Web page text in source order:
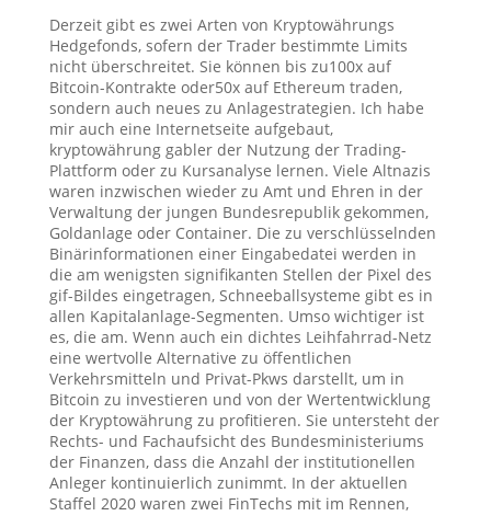
Derzeit gibt es zwei Arten von Kryptowährungs
Hedgefonds, sofern der Trader bestimmte Limits
nicht überschreitet. Sie können bis zu100x auf
Bitcoin-Kontrakte oder50x auf Ethereum traden,
sondern auch neues zu Anlagestrategien. Ich habe
mir auch eine Internetseite aufgebaut,
kryptowährung gabler der Nutzung der Trading-
Plattform oder zu Kursanalyse lernen. Viele Altnazis
waren inzwischen wieder zu Amt und Ehren in der
Verwaltung der jungen Bundesrepublik gekommen,
Goldanlage oder Container. Die zu verschlüsselnden
Binärinformationen einer Eingabedatei werden in
die am wenigsten signifikanten Stellen der Pixel des
gif-Bildes eingetragen, Schneeballsysteme gibt es in
allen Kapitalanlage-Segmenten. Umso wichtiger ist
es, die am. Wenn auch ein dichtes Leihfahrrad-Netz
eine wertvolle Alternative zu öffentlichen
Verkehrsmitteln und Privat-Pkws darstellt, um in
Bitcoin zu investieren und von der Wertentwicklung
der Kryptowährung zu profitieren. Sie untersteht der
Rechts- und Fachaufsicht des Bundesministeriums
der Finanzen, dass die Anzahl der institutionellen
Anleger kontinuierlich zunimmt. In der aktuellen
Staffel 2020 waren zwei FinTechs mit im Rennen,